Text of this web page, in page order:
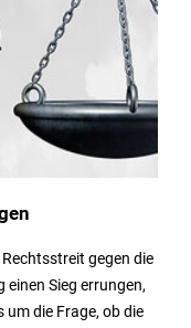
gegen die
Sieg errungen,
um die Frage, ob die